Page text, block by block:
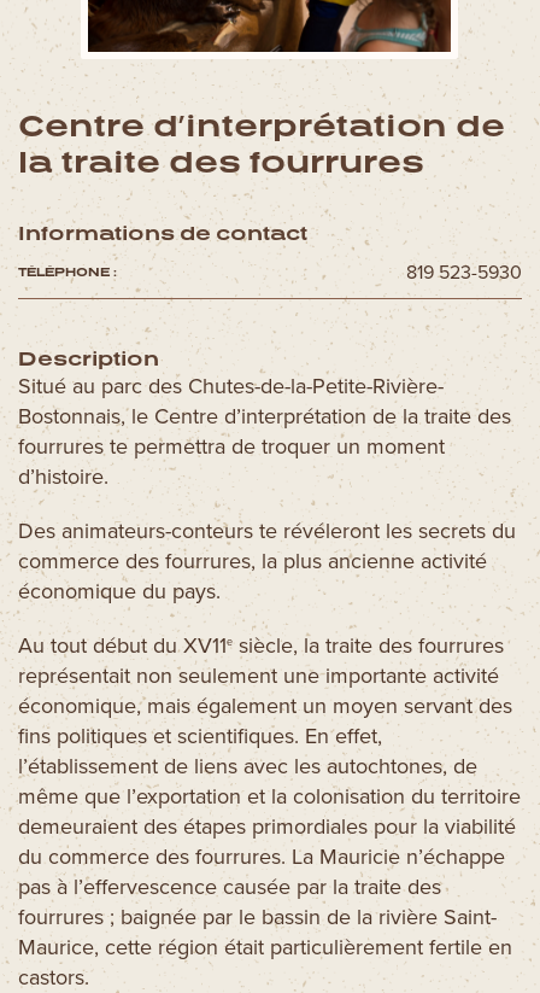
Découvrez aussi
Circuits moto
Forfaits spectacles
Cartes et brochures
Accueil de groupe
La Tuque et ses régions
Ski La Tuque
Concours
Infos pratiques
Nous joindre
Centre d’interprétation de
la traite des fourrures
Informations de contact
TÉLÉPHONE : 819 523-5930
Description
Situé au parc des Chutes-de-la-Petite-Rivière-
Bostonnais, le Centre d’interprétation de la traite des
fourrures te permettra de troquer un moment
d’histoire.
Des animateurs-conteurs te révéleront les secrets du
commerce des fourrures, la plus ancienne activité
économique du pays.
Au tout début du XV11e siècle, la traite des fourrures
représentait non seulement une importante activité
économique, mais également un moyen servant des
fins politiques et scientifiques. En effet,
l’établissement de liens avec les autochtones, de
même que l’exportation et la colonisation du territoire
demeuraient des étapes primordiales pour la viabilité
du commerce des fourrures. La Mauricie n’échappe
pas à l’effervescence causée par la traite des
fourrures ; baignée par le bassin de la rivière Saint-
Maurice, cette région était particulièrement fertile en
castors.